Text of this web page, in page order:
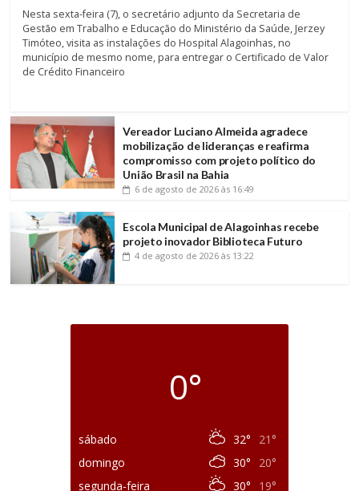
Nesta sexta-feira (7), o secretário adjunto da Secretaria de
Gestão em Trabalho e Educação do Ministério da Saúde, Jerzey
Timóteo, visita as instalações do Hospital Alagoinhas, no
município de mesmo nome, para entregar o Certificado de Valor
de Crédito Financeiro
Vereador Luciano Almeida agradece
mobilização de lideranças e reafirma
compromisso com projeto político do
União Brasil na Bahia
6 de agosto de 2026 às 16:49
Escola Municipal de Alagoinhas recebe
projeto inovador Biblioteca Futuro
4 de agosto de 2026 às 13:22
0°
sábado 32°
21°
domingo
30°
20°
segunda-feira
30° 19°